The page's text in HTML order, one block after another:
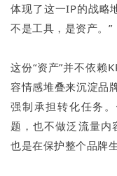
体现了这一IP的战略
不是工具，是资产。”
这份“资产”并不依赖
容情感堆叠来沉淀品
强制承担转化任务
题，也不做泛流量内
也是在保护整个品牌生